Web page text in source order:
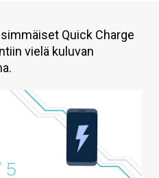
Quick Charge
vielä kuluvan